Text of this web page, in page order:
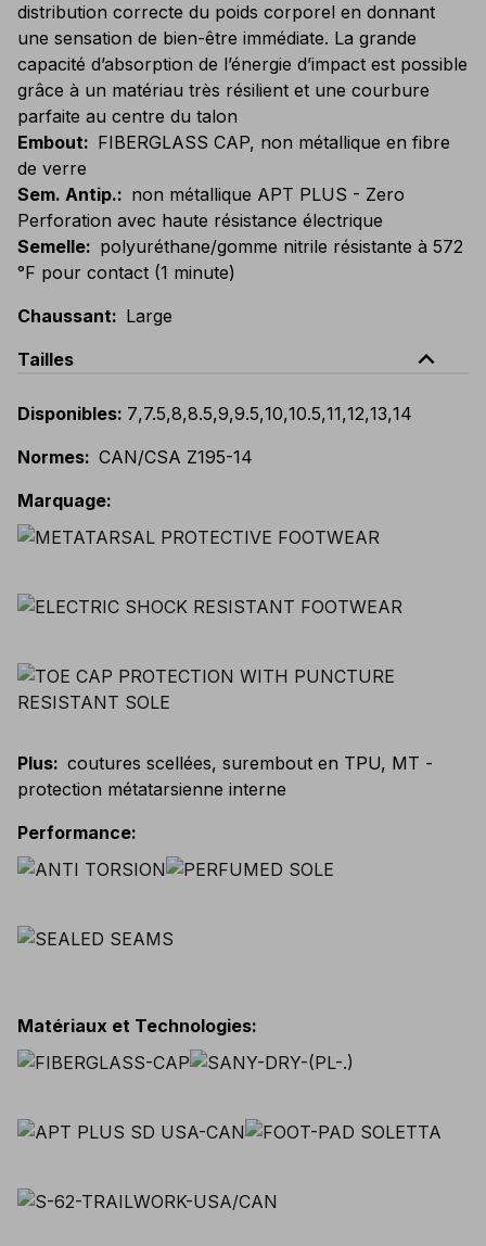
distribution correcte du poids corporel en donnant
une sensation de bien-être immédiate. La grande
capacité d’absorption de l’énergie d’impact est possible
grâce à un matériau très résilient et une courbure
parfaite au centre du talon
Embout: FIBERGLASS CAP, non métallique en fibre
de verre
Sem. Antip.: non métallique APT PLUS - Zero
Perforation avec haute résistance électrique
Semelle: polyuréthane/gomme nitrile résistante à 572
°F pour contact (1 minute)
Chaussant: Large
Tailles
expand_less
Disponibles: 7,7.5,8,8.5,9,9.5,10,10.5,11,12,13,14
Normes: CAN/CSA Z195-14
Marquage:
Plus: coutures scellées, surembout en TPU, MT -
protection métatarsienne interne
Performance:
Matériaux et Technologies: